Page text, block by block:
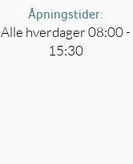
Åpningstider:
Alle hverdager 08:00 -
15:30